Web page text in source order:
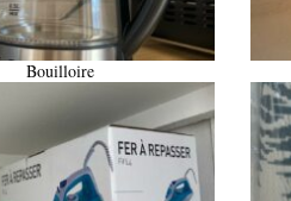
Bouilloire